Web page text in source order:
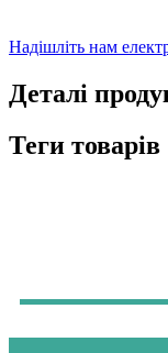
Надішліть нам
Деталі
Теги товарів